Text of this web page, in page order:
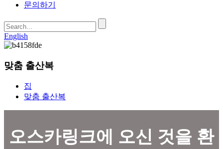
문의하기
English
맞춤 출산복
집
맞춤 출산복
오스카링크에 오신 것을 환